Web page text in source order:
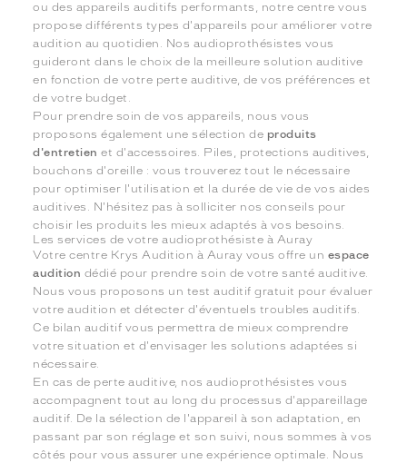
ou des appareils auditifs performants, notre centre vous
propose différents types d'appareils pour améliorer votre
audition au quotidien. Nos audioprothésistes vous
guideront dans le choix de la meilleure solution auditive
en fonction de votre perte auditive, de vos préférences et
de votre budget.
Pour prendre soin de vos appareils, nous vous
proposons également une sélection de produits
d'entretien et d'accessoires. Piles, protections auditives,
bouchons d'oreille : vous trouverez tout le nécessaire
pour optimiser l'utilisation et la durée de vie de vos aides
auditives. N'hésitez pas à solliciter nos conseils pour
choisir les produits les mieux adaptés à vos besoins.
Les services de votre audioprothésiste à Auray
Votre centre Krys Audition à Auray vous offre un espace
audition dédié pour prendre soin de votre santé auditive.
Nous vous proposons un test auditif gratuit pour évaluer
votre audition et détecter d'éventuels troubles auditifs.
Ce bilan auditif vous permettra de mieux comprendre
votre situation et d'envisager les solutions adaptées si
nécessaire.
En cas de perte auditive, nos audioprothésistes vous
accompagnent tout au long du processus d'appareillage
auditif. De la sélection de l'appareil à son adaptation, en
passant par son réglage et son suivi, nous sommes à vos
côtés pour vous assurer une expérience optimale. Nous